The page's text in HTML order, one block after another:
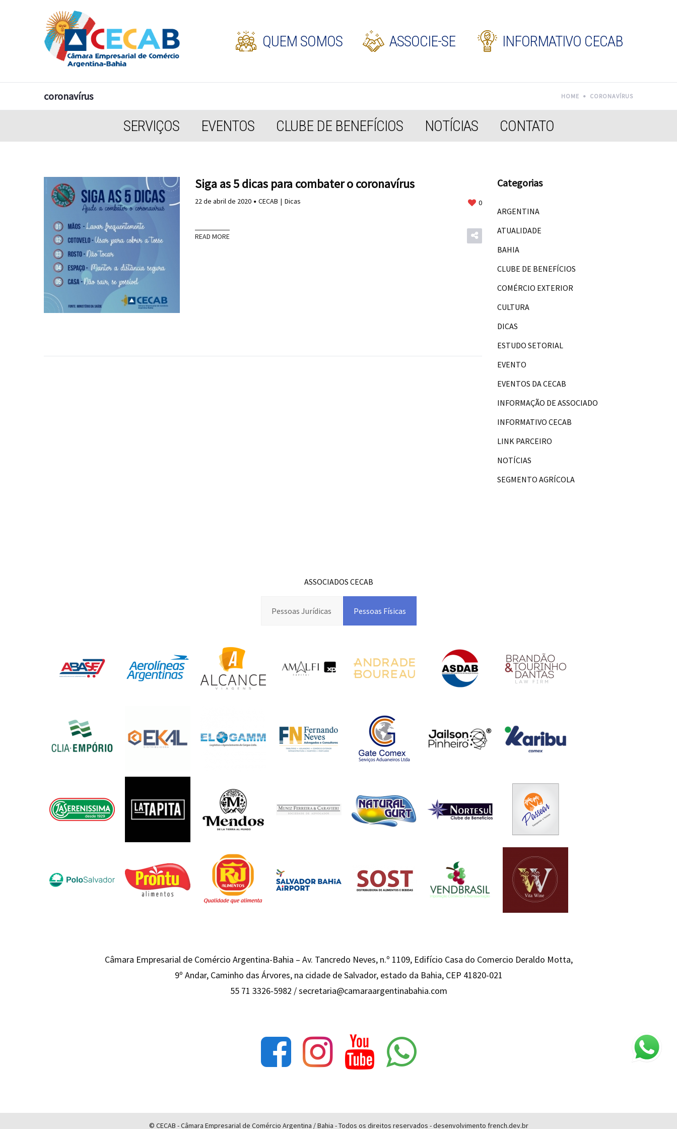
QUEM SOMOS ASSOCIE-SE INFORMATIVO CECAB
coronavírus HOME CORONAVÍRUS
SERVIÇOS EVENTOS CLUBE DE BENEFÍCIOS NOTÍCIAS CONTATO
Siga as 5 dicas para combater o coronavírus
22 de abril de 2020 CECAB Dicas 0
READ MORE
Categorias
ARGENTINA
ATUALIDADE
BAHIA
CLUBE DE BENEFÍCIOS
COMÉRCIO EXTERIOR
CULTURA
DICAS
ESTUDO SETORIAL
EVENTO
EVENTOS DA CECAB
INFORMAÇÃO DE ASSOCIADO
INFORMATIVO CECAB
LINK PARCEIRO
NOTÍCIAS
SEGMENTO AGRÍCOLA
ASSOCIADOS CECAB
Pessoas Jurídicas Pessoas Físicas
Câmara Empresarial de Comércio Argentina-Bahia – Av. Tancredo Neves, n.º 1109, Edifício Casa do Comercio Deraldo Motta,
9º Andar, Caminho das Árvores, na cidade de Salvador, estado da Bahia, CEP 41820-021
55 71 3326-5982 /secretaria@camaraargentinabahia.com
© CECAB - Câmara Empresarial de Comércio Argentina / Bahia - Todos os direitos reservados - desenvolvimento french.dev.br